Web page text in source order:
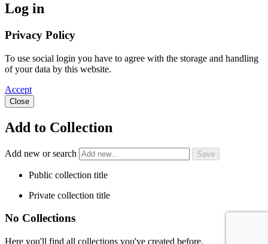
Log in
Privacy Policy
To use social login you have to agree with the storage and handling
of your data by this website.
Accept
Close
Add to Collection
Add new or search
Public collection title
Private collection title
No Collections
Here you'll find all collections you've created before.